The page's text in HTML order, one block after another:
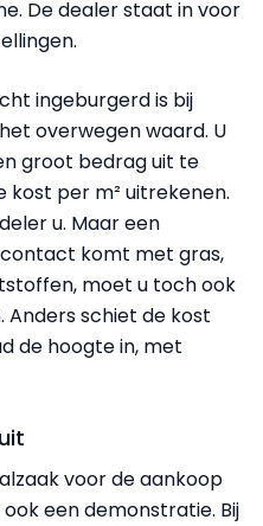
De dealer staat in voor
ingeburgerd is bij
overwegen waard. U
groot bedrag uit te
kost per m² uitrekenen.
u. Maar een
komt met gras,
moet u toch ook
Anders schiet de kost
de hoogte in, met
voor de aankoop
een demonstratie. Bij